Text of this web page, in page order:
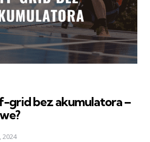
grid bez akumulatora –
2024